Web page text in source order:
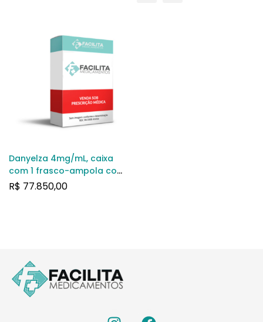
Danyelza 4mg/mL, caixa
com 1 frasco-ampola com
10mL de solução de uso
R$ 77.850,00